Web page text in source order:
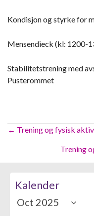
Kondisjon og styrke for
Mensendieck (kl: 1200-
Stabilitetstrening med
Pusterommet
Posts
navigation
← Trening og fysisk
Trening
Kalender